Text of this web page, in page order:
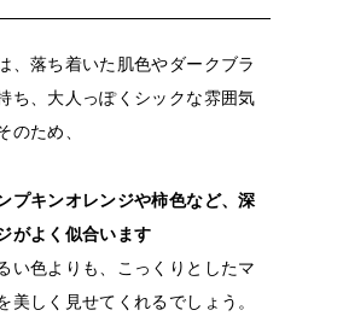
、落ち着いた肌色やダークブラ
ち、大人っぽくシックな雰囲気
のため、
プキンオレンジや柿色など、深
がよく似合います
い色よりも、こっくりとしたマ
美しく見せてくれるでしょう。